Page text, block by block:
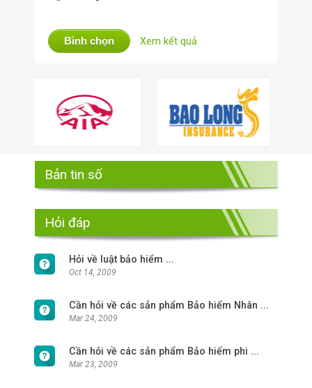
Bình chọn Xem kết quả
Bản tin số
Hỏi đáp
Hỏi về luật bảo hiểm ...
Oct 14, 2009
Cần hỏi về các sản phẩm Bảo hiểm Nhân ...
Mar 24, 2009
Cần hỏi về các sản phẩm Bảo hiểm phi ...
Mar 23, 2009